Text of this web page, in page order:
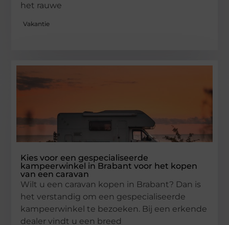
het rauwe
Vakantie
Kies voor een gespecialiseerde
kampeerwinkel in Brabant voor het kopen
van een caravan
Wilt u een caravan kopen in Brabant? Dan is
het verstandig om een gespecialiseerde
kampeerwinkel te bezoeken. Bij een erkende
dealer vindt u een breed